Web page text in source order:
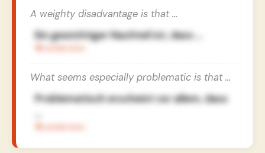
A weighty disadvantage is that …
Ein gewichtiger Nachteil ist, dass …
What seems especially problematic is that …
Problematisch erscheint vor allem, dass